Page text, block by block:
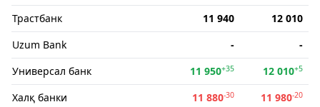
Трастбанк
11 940
12 010
Uzum Bank
-
-
Универсал банк
11 950+35 12 010+5
Халқ банки 11 880-30 11 980-20